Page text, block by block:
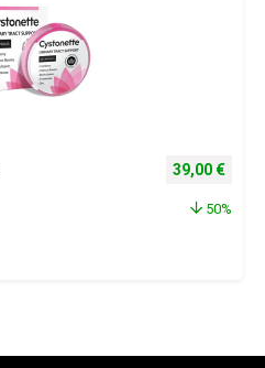
Izvorna
39,00 €
50%